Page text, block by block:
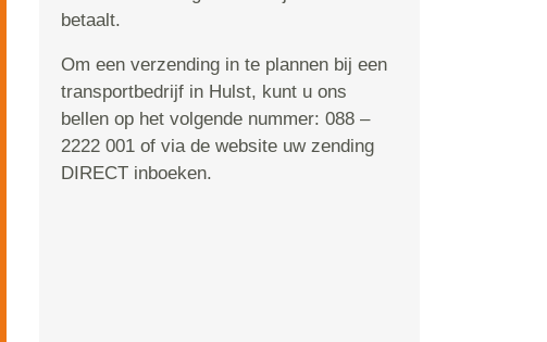
betaalt.
Om een verzending in te plannen bij een
transportbedrijf in Hulst, kunt u ons
bellen op het volgende nummer: 088 –
2222 001 of via de website uw zending
DIRECT inboeken.